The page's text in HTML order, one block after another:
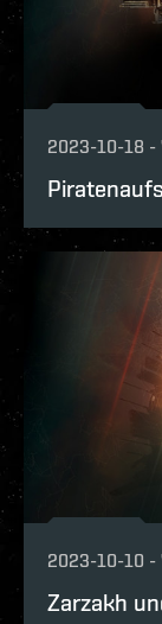
2023-10-18 -
2023-10-10 -
Zarzakh